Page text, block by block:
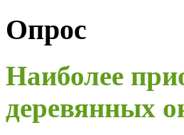
Опрос
Наиболее
деревянных